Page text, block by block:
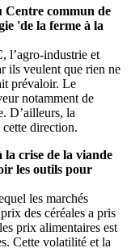
Centre commun de
'de la ferme à la
l’agro-industrie et
ils veulent que rien ne
prévaloir. Le
notamment de
D’ailleurs, la
direction.
la crise de la viande
les outils pour
les marchés
des céréales a pris
prix alimentaires est
Cette volatilité et la